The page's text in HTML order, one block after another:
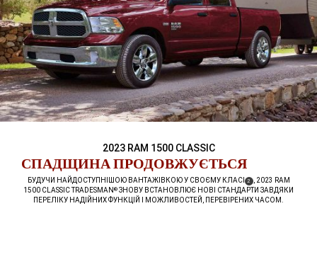
2023 RAM 1500 CLASSIC
СПАДЩИНА ПРОДОВЖУЄТЬСЯ
БУДУЧИ НАЙДОСТУПНІШОЮ ВАНТАЖІВКОЮ У СВОЄМУ КЛАСІ ( DISCLOSURE
2 , 2023 RAM
1500 CLASSIC TRADESMAN ® ЗНОВУ ВСТАНОВЛЮЄ НОВІ СТАНДАРТИ ЗАВДЯКИ
ПЕРЕЛІКУ НАДІЙНИХ ФУНКЦІЙ І МОЖЛИВОСТЕЙ, ПЕРЕВІРЕНИХ ЧАСОМ.